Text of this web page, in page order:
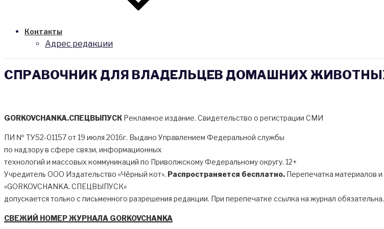
Контакты
Адрес редакции
СПРАВОЧНИК ДЛЯ ВЛАДЕЛЬЦЕВ ДОМАШНИХ ЖИВОТНЫХ,
GORKOVCHANKA.СПЕЦВЫПУСК Рекламное издание. Свидетельство о регистрации СМИ
ПИ № ТУ52-01157 от 19 июля 2016г. Выдано Управлением Федеральной службы
по надзору в сфере связи, информационных
технологий и массовых коммуникаций по Приволжскому Федеральному округу. 12+
Учредитель ООО Издательство «Чёрный кот». Распространяется бесплатно. Перепечатка материалов
«GORKOVCHANKA. СПЕЦВЫПУСК»
допускается только с письменного разрешения редакции. При перепечатке ссылка на журнал обязательна.
СВЕЖИЙ НОМЕР ЖУРНАЛА GORKOVCHANKA